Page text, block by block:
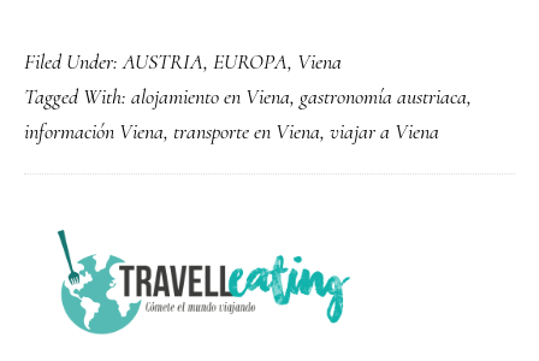
para
viajar
a
Viena:
ciudad
de
Filed Under:AUSTRIA, EUROPA, Viena
Tagged With: alojamiento en Viena, gastronomía austriaca,
información Viena, transporte en Viena, viajar a Viena
PRIMARY
SIDEBAR